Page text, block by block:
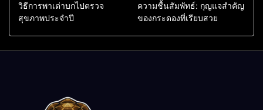
วิธีการพาเต่าบกไปตรวจ
สุขภาพประจำปี
ความชื้นสัมพัทธ์: กุญแจสำคัญ
ของกระดองที่เรียบสวย